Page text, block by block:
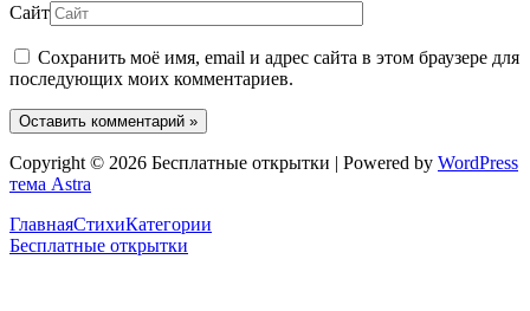
Сайт
Сохранить моё имя, email и адрес сайта в этом браузере для
последующих моих комментариев.
Copyright © 2026 Бесплатные открытки | Powered by WordPress
тема Astra
ГлавнаяСтихиКатегории
Бесплатные открытки